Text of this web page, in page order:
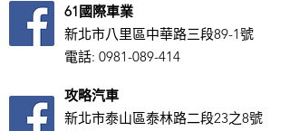
61國際車業
新北市八里區中華路三段89-1號
電話: 0981-089-414
攻略汽車
新北市泰山區泰林路二段23之8號